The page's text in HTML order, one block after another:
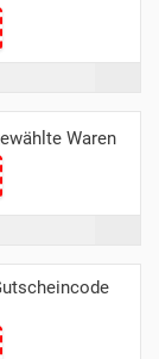
Waren